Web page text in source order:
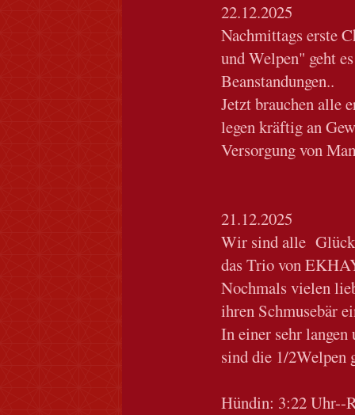
22.12.2025
Nachmittags erste
und Welpen" geht
Beanstandungen..
Jetzt brauchen alle
legen kräftig an
Versorgung von
21.12.2025
Wir sind alle
das Trio von
Nochmals vielen
ihren Schmusebär
In einer sehr langen
sind die 1/2Welpen
Hündin: 3:22 Uhr--